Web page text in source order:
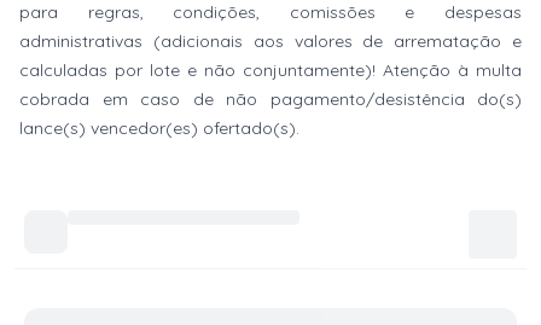
para regras, condições, comissões e despesas
administrativas (adicionais aos valores de arrematação e
calculadas por lote e não conjuntamente)! Atenção à multa
cobrada em caso de não pagamento/desistência do(s)
lance(s) vencedor(es) ofertado(s).